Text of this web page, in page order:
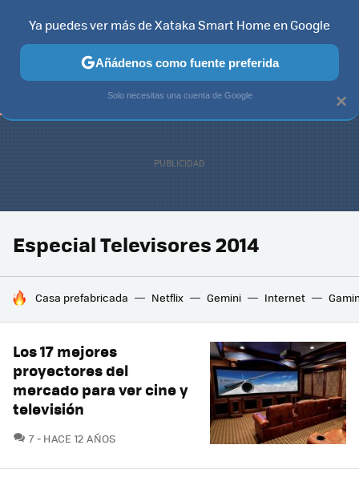
TELEVISORES CONTENIDOS SMART TV SELECCIÓN
Especial Televisores 2014
HOY SE HABLA DE
Casa prefabricada Netflix Gemini Internet
Los 17 mejores
proyectores del
mercado para ver cine y
televisión
7COMENTARIOS
HACE 12 AÑOS
×
Ya puedes ver más de Xataka Smart Home en Google
Añádenos como fuente preferida
Solo necesitas una cuenta de Google